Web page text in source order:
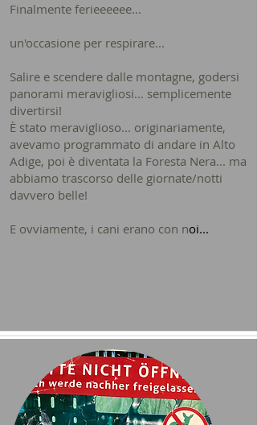
Finalmente ferieeeeee...
un'occasione per respirare...
Salire e scendere dalle montagne, godersi
panorami meravigliosi... semplicemente
divertirsi!
È stato meraviglioso... originariamente,
avevamo programmato di andare in Alto
Adige, poi è diventata la Foresta Nera... ma
abbiamo trascorso delle giornate/notti
davvero belle!
E ovviamente, i cani erano con noi...